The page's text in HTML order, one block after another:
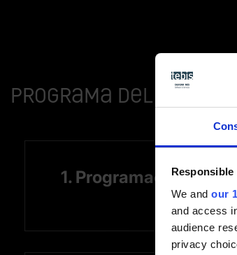
We and our
and access
audience
privacy
Programa del curso
1. Programación